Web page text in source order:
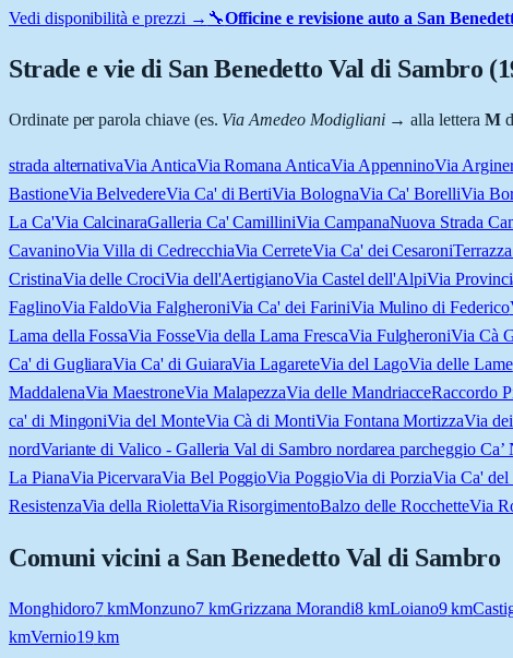
Vedi disponibilità e prezzi → 🔧Officine e revisione auto aSan
Strade e vie di San Benedetto Val di Sambro (
Ordinate per parola chiave (es. Via Amedeo Modigliani→ alla lettera M
strada alternativaVia AnticaVia Romana AnticaVia AppenninoVia
BastioneVia BelvedereVia Ca' di BertiVia BolognaVia Ca' BorelliVia
La Ca'Via CalcinaraGalleria Ca' CamilliniVia CampanaNuova Strada
CavaninoVia Villa di CedrecchiaVia CerreteVia Ca' dei Cesaroni
CristinaVia delle CrociVia dell'AertigianoVia Castel dell'AlpiVia
FaglinoVia FaldoVia FalgheroniVia Ca' dei FariniVia Mulino di Federico
Lama della FossaVia FosseVia della Lama FrescaVia FulgheroniVia Cà
Ca' di GugliaraVia Ca' di GuiaraVia LagareteVia del LagoVia delle Lame
MaddalenaVia MaestroneVia MalapezzaVia delle MandriacceRaccordo
ca' di MingoniVia del MonteVia Cà di MontiVia Fontana MortizzaVia
nordVariante di Valico - Galleria Val di Sambro nordarea parcheggio Ca’
La PianaVia PicervaraVia Bel PoggioVia PoggioVia di PorziaVia Ca' del
ResistenzaVia della RiolettaVia RisorgimentoBalzo delle RocchetteVia
Comuni vicini a San Benedetto Val di Sambro
Monghidoro7kmMonzuno7kmGrizzana Morandi8 kmLoiano9km
kmVernio19km